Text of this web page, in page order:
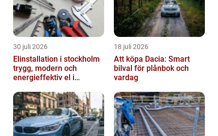
30 juli 2026
Elinstallation i stockholm
trygg, modern och
energieffektiv el i
18 juli 2026
Att köpa Dacia: Smart
bilval för plånbok och
vardag